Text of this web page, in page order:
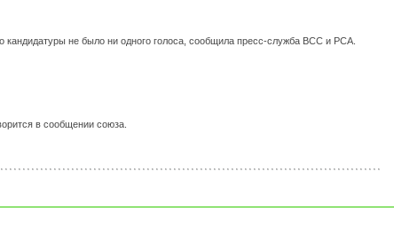
не было ни одного голоса, сообщила пресс-служба ВСС и РСА.
в сообщении союза.